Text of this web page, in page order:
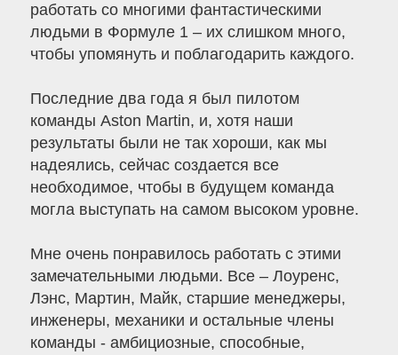
работать со многими фантастическими
людьми в Формуле 1 – их слишком много,
чтобы упомянуть и поблагодарить каждого.
Последние два года я был пилотом
команды Aston Martin, и, хотя наши
результаты были не так хороши, как мы
надеялись, сейчас создается все
необходимое, чтобы в будущем команда
могла выступать на самом высоком уровне.
Мне очень понравилось работать с этими
замечательными людьми. Все – Лоуренс,
Лэнс, Мартин, Майк, старшие менеджеры,
инженеры, механики и остальные члены
команды - амбициозные, способные,